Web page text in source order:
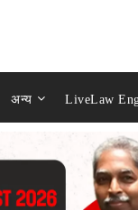
अन्य LiveLaw